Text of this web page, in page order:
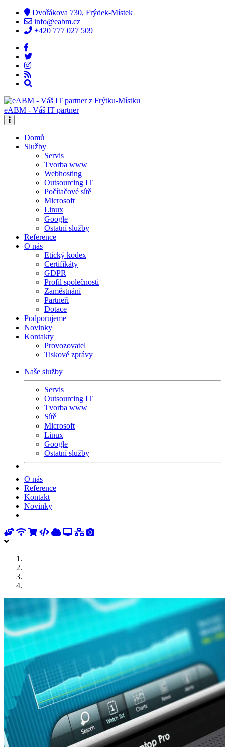
Dvořákova 730, Frýdek-Místek
info@eabm.cz
+420 777 027 509
eABM - Váš IT partner
Domů
Služby
Servis
Tvorba www
Webhosting
Outsourcing IT
Počítačové sítě
Microsoft
Linux
Google
Ostatní služby
Reference
O nás
Etický kodex
Certifikáty
GDPR
Profil společnosti
Zaměstnání
Partneři
Dotace
Podporujeme
Novinky
Kontakty
Provozovatel
Tiskové zprávy
Naše služby
Servis
Outsourcing IT
Tvorba www
Sítě
Microsoft
Linux
Google
Ostatní služby
O nás
Reference
Kontakt
Novinky